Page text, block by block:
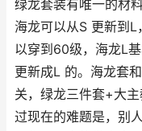
绿龙套装有唯一的材
海龙可以从S 更新到
以穿到60级，海龙L
更新成L 的。海龙套
关，绿龙三件套+大
过现在的难题是，别